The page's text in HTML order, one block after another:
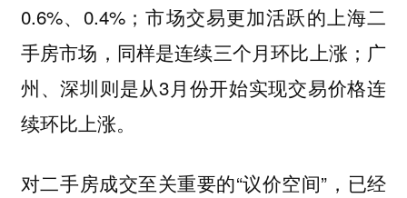
0.6%、0.4%；市场交易更加活跃的上海二
手房市场，同样是连续三个月环比上涨；广
州、深圳则是从3月份开始实现交易价格连
续环比上涨。
对二手房成交至关重要的“议价空间”，已经